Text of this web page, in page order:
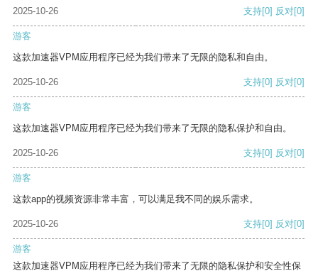
2025-10-26 支持[0] 反对[0]
游客
这款加速器VPM应用程序已经为我们带来了无限的隐私和自由。
2025-10-26 支持[0] 反对[0]
游客
这款加速器VPM应用程序已经为我们带来了无限的隐私保护和自由。
2025-10-26 支持[0] 反对[0]
游客
这款app的视频资源非常丰富，可以满足我不同的娱乐需求。
2025-10-26 支持[0] 反对[0]
游客
这款加速器VPM应用程序已经为我们带来了无限的隐私保护和安全性保